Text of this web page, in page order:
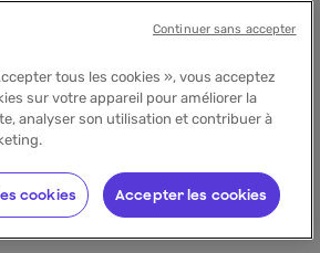
tous les cookies », vous acceptez
sur votre appareil pour améliorer la
analyser son utilisation et contribuer à
Accepter les cookies
cookies
Continuer sans accepter